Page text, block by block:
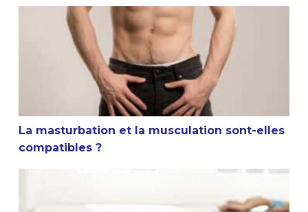
La masturbation et la musculation sont-elles
La masturbation et la musculation sont-elles
compatibles ?
Conseil sportif : Faut-il s’étirer après la musculation ?